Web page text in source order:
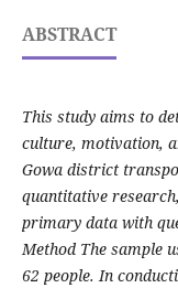
ABSTRACT
This study aims to
culture, motivation,
Gowa district
quantitative
primary data with
Method The sample
62 people. In